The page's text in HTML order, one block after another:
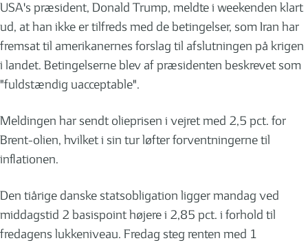
USA's præsident, Donald Trump, meldte i weekenden klart
ud, at han ikke er tilfreds med de betingelser, som Iran har
fremsat til amerikanernes forslag til afslutningen på krigen
i landet. Betingelserne blev af præsidenten beskrevet som
"fuldstændig uacceptable".
Meldingen har sendt olieprisen i vejret med 2,5 pct. for
Brent-olien, hvilket i sin tur løfter forventningerne til
inflationen.
Den tiårige danske statsobligation ligger mandag ved
middagstid 2 basispoint højere i 2,85 pct. i forhold til
fredagens lukkeniveau. Fredag steg renten med 1